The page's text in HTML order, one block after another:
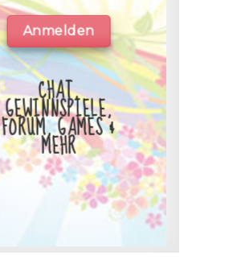
Anmelden
CHAT,
GEWINNSPIELE,
FORUM, GAMES &
MEHR